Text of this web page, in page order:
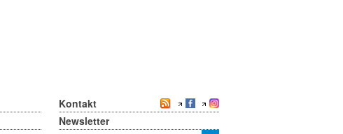
Kontakt
Newsletter